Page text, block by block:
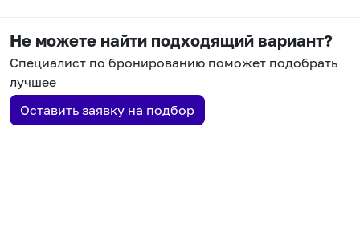
Не можете найти подходящий вариант?
Специалист по бронированию поможет подобрать
лучшее
Оставить заявку на подбор